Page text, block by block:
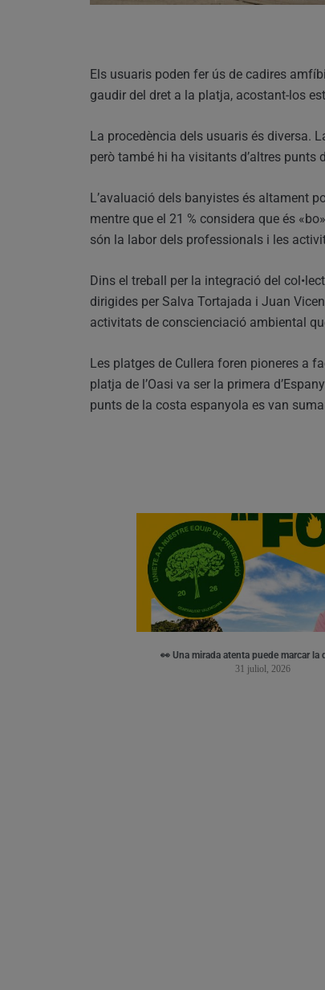
Els usuaris poden fer ús de cadires
gaudir del dret a la platja, acostant-los
La procedència dels usuaris és diversa.
però també hi ha visitants d’altres punts
L’avaluació dels banyistes és altament
mentre que el 21 % considera que és
són la labor dels professionals i les
Dins el treball per la integració del
dirigides per Salva Tortajada i Juan
activitats de conscienciació ambiental
Les platges de Cullera foren pioneres a
platja de l’Oasi va ser la primera
punts de la costa espanyola es van
👀 Una mirada atenta puede marcar la
31 juliol, 2026